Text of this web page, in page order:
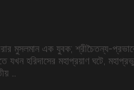
মুসলমান এক যুবক; শ্রীচৈতন্য-
যখন হরিদাসের মহাপ্রয়াণ ঘটে,
…